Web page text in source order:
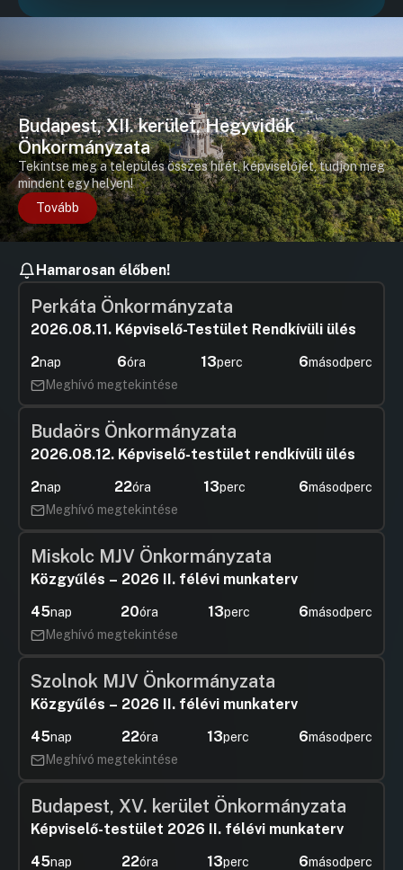
Budapest, XII. kerület, Hegyvidék
Önkormányzata
Tekintse meg a település összes hírét, képviselőjét, tudjon meg
mindent egy helyen!
Tovább
Hamarosan élőben!
Perkáta Önkormányzata
2026.08.11. Képviselő-Testület Rendkívüli ülés
2nap 6óra 13perc 6másodperc
Meghívó megtekintése
Budaörs Önkormányzata
2026.08.12. Képviselő-testület rendkívüli ülés
2nap 22óra 13perc 6másodperc
Meghívó megtekintése
Miskolc MJV Önkormányzata
Közgyűlés – 2026 II. félévi munkaterv
45nap 20óra 13perc 6másodperc
Meghívó megtekintése
Szolnok MJV Önkormányzata
Közgyűlés – 2026 II. félévi munkaterv
45nap 22óra 13perc 6másodperc
Meghívó megtekintése
Budapest, XV. kerület Önkormányzata
Képviselő-testület 2026 II. félévi munkaterv
45nap 22óra 13perc 6másodperc